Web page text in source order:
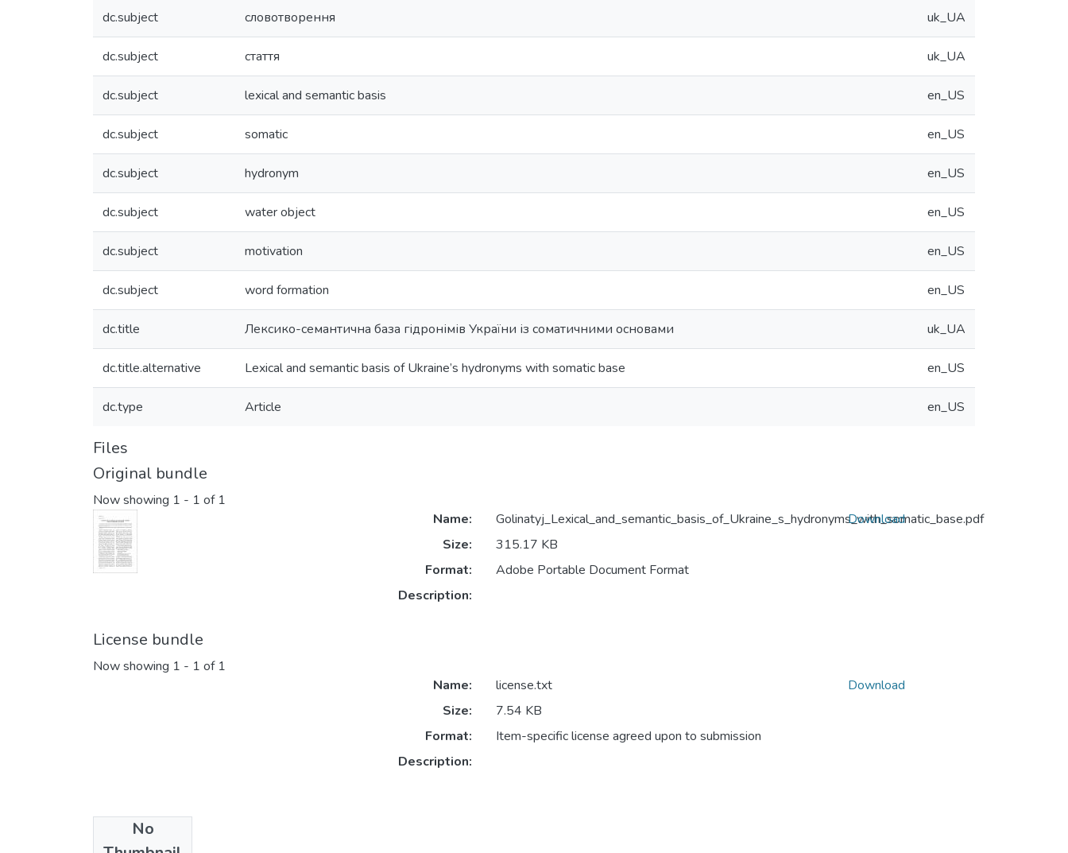
dc.subject словотворення uk_UA
dc.subject стаття uk_UA
dc.subject lexical and semantic basis en_US
dc.subject somatic en_US
dc.subject hydronym en_US
dc.subject water object en_US
dc.subject motivation en_US
dc.subject word formation en_US
dc.title Лексико-семантична база гідронімів України із соматичними основами uk_UA
dc.title.alternative Lexical and semantic basis of Ukraine’s hydronyms with somatic base en_US
dc.type Article en_US
Files
Original bundle
Now showing 1 - 1 of 1
Name:
Golinatyj_Lexical_and_semantic_basis_of_Ukraine_s_hydronyms_with_somatic_base.pdf
Size:
315.17 KB
Format:
Adobe Portable Document Format
Description:
Download
License bundle
Now showing 1 - 1 of 1
No
Name:
license.txt
Size:
7.54 KB
Format:
Item-specific license agreed upon to submission
Description:
Download
Collections